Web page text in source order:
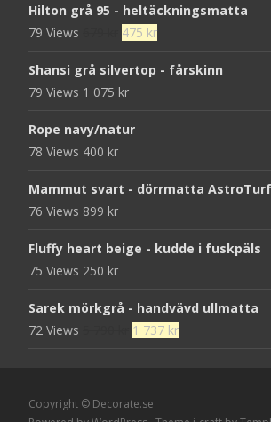
Hilton grå 95 - heltäckningsmatta
79 Views
Det
priset
var:
475 krDet
priset
Shansi grå silvertop - fårskinn
79 Views 1 075 kr
Rope navy/natur
78 Views 400 kr
Mammut svart - dörrmatta AstroTurf
76 Views 899 kr
Fluffy heart beige - kudde i fuskpäls
75 Views 250 kr
Sarek mörkgrå - handvävd ullmatta
72 Views
Det
5
1 737 krDet
1
Copyright © Decorate.se